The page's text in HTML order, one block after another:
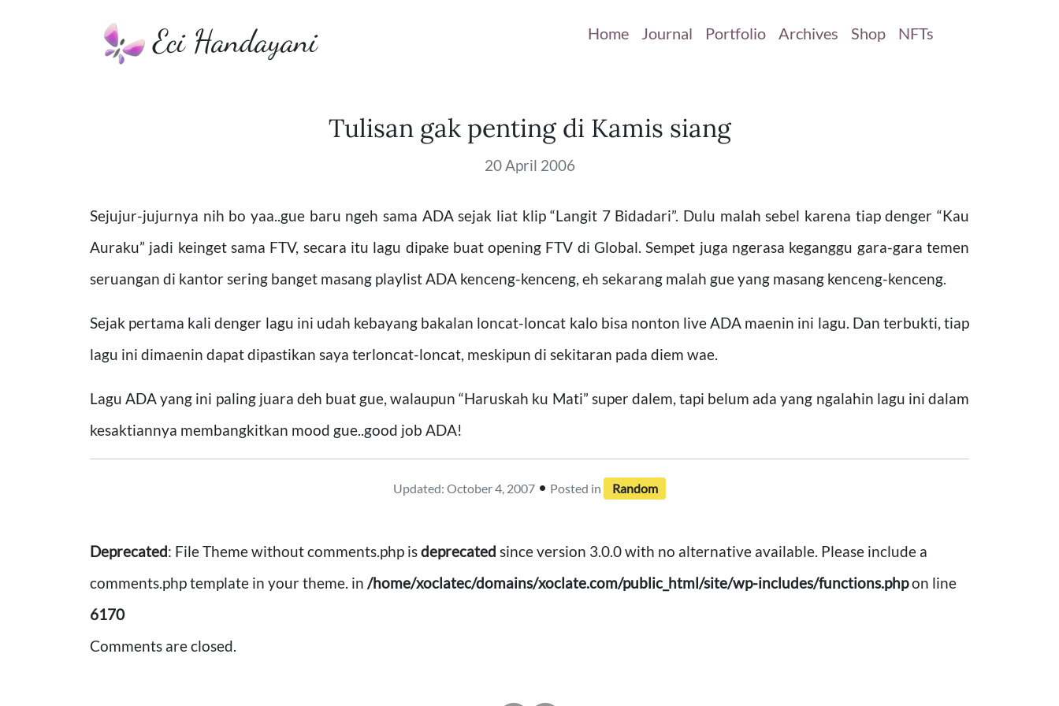
Eci Handayani Home Journal Portfolio Archives Shop NFTs
Tulisan gak penting di Kamis siang
20 April 2006
Sejujur-jujurnya nih bo yaa..gue baru ngeh sama ADA sejak liat klip “Langit 7 Bidadari”. Dulu malah sebel karena tiap denger “Kau
Auraku” jadi keinget sama FTV, secara itu lagu dipake buat opening FTV di Global. Sempet juga ngerasa keganggu gara-gara temen
seruangan di kantor sering banget masang playlist ADA kenceng-kenceng, eh sekarang malah gue yang masang kenceng-kenceng.
Sejak pertama kali denger lagu ini udah kebayang bakalan loncat-loncat kalo bisa nonton live ADA maenin ini lagu. Dan terbukti, tiap
lagu ini dimaenin dapat dipastikan saya terloncat-loncat, meskipun di sekitaran pada diem wae.
Lagu ADA yang ini paling juara deh buat gue, walaupun “Haruskah ku Mati” super dalem, tapi belum ada yang ngalahin lagu ini dalam
kesaktiannya membangkitkan mood gue..good job ADA!
Updated: October 4, 2007 • Posted in Random
Deprecated: File Theme without comments.php isdeprecated since version 3.0.0 with no alternative available. Please include a
comments.php template in your theme. in /home/xoclatec/domains/xoclate.com/public_html/site/wp-includes/functions.phpon line
6170
Comments are closed.